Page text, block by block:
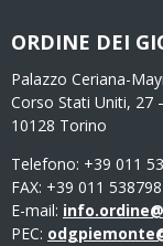
ORDINE DEI
Palazzo Ceriana-
Corso Stati Uniti, 27
10128 Torino
Telefono: +39 011
FAX: +39 011 538798
E-mail:
PEC: